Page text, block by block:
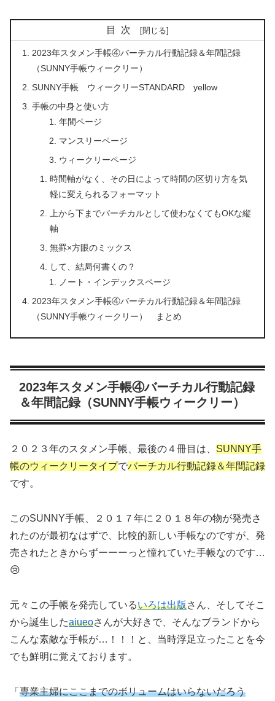
目次
2023年スタメン手帳④バーチカル行動記録＆年間記録
（SUNNY手帳ウィークリー）
SUNNY手帳 ウィークリーSTANDARD yellow
手帳の中身と使い方
年間ページ
マンスリーページ
ウィークリーページ
時間軸がなく、その日によって時間の区切り方を気
軽に変えられるフォーマット
上から下までバーチカルとして使わなくてもOKな縦
軸
無罫×方眼のミックス
して、結局何書くの？
ノート・インデックスページ
2023年スタメン手帳④バーチカル行動記録＆年間記録
（SUNNY手帳ウィークリー） まとめ
2023年スタメン手帳④バーチカル行動記録
＆年間記録（SUNNY手帳ウィークリー）
２０２３年のスタメン手帳、最後の４冊目は、 SUNNY手
帳のウィークリータイプでバーチカル行動記録＆年間記録
です。
このSUNNY手帳、２０１７年に２０１８年の物が発売さ
れたのが最初なはずで、比較的新しい手帳なのですが、発
売されたときからずーーーっと憧れていた手帳なのです…
😢
元々この手帳を発売しているいろは出版さん、そしてそこ
から誕生したaiueoさんが大好きで、そんなブランドから
こんな素敵な手帳が…！！！と、当時浮足立ったことを今
でも鮮明に覚えております。
「 専業主婦にここまでのボリュームはいらないだろう